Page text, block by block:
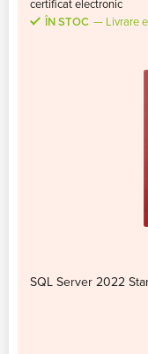
certificat electronic
ÎN STOC
Livrare
SQL Server 2022